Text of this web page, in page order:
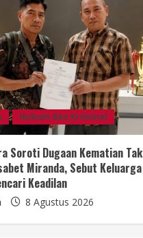
Hukum dan Kriminal
Soroti Dugaan Kematian Tak
Miranda, Sebut Keluarga
Keadilan
8 Agustus 2026